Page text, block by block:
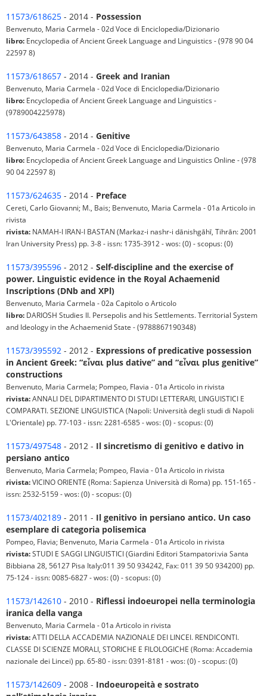
11573/618625 - 2014 - Possession
Benvenuto, Maria Carmela - 02d Voce di Enciclopedia/Dizionario
libro: Encyclopedia of Ancient Greek Language and Linguistics - (978 90 04
22597 8)
11573/618657 - 2014 - Greek and Iranian
Benvenuto, Maria Carmela - 02d Voce di Enciclopedia/Dizionario
libro: Encyclopedia of Ancient Greek Language and Linguistics -
(9789004225978)
11573/643858 - 2014 - Genitive
Benvenuto, Maria Carmela - 02d Voce di Enciclopedia/Dizionario
libro: Encyclopedia of Ancient Greek Language and Linguistics Online - (978
90 04 22597 8)
11573/624635 - 2014 - Preface
Cereti, Carlo Giovanni; M., Bais; Benvenuto, Maria Carmela - 01a Articolo in
rivista
rivista: NAMAH-I IRAN-I BASTAN (Markaz-i nashr-i dānishgāhī, Tihrān: 2001
Iran University Press) pp. 3-8 - issn: 1735-3912 - wos: (0) - scopus: (0)
11573/395596 - 2012 - Self-discipline and the exercise of
power. Linguistic evidence in the Royal Achaemenid
Inscriptions (DNb and XPl)
Benvenuto, Maria Carmela - 02a Capitolo o Articolo
libro: DARIOSH Studies II. Persepolis and his Settlements. Territorial System
and Ideology in the Achaemenid State - (9788867190348)
11573/395592 - 2012 - Expressions of predicative possession
in Ancient Greek: “εἶναι plus dative” and “εἶναι plus genitive”
constructions
Benvenuto, Maria Carmela; Pompeo, Flavia - 01a Articolo in rivista
rivista:ANNALI DEL DIPARTIMENTO DI STUDI LETTERARI, LINGUISTICI E
COMPARATI. SEZIONE LINGUISTICA (Napoli: Università degli studi di Napoli
L'Orientale) pp. 77-103 - issn: 2281-6585 - wos: (0) - scopus: (0)
11573/497548 - 2012 - Il sincretismo di genitivo e dativo in
persiano antico
Benvenuto, Maria Carmela; Pompeo, Flavia - 01a Articolo in rivista
rivista:VICINO ORIENTE (Roma: Sapienza Università di Roma) pp. 151-165 -
issn: 2532-5159 - wos: (0) - scopus: (0)
11573/402189 - 2011 - Il genitivo in persiano antico. Un caso
esemplare di categoria polisemica
Pompeo, Flavia; Benvenuto, Maria Carmela - 01a Articolo in rivista
rivista:STUDI E SAGGI LINGUISTICI (Giardini Editori Stampatori:via Santa
Bibbiana 28, 56127 Pisa Italy:011 39 50 934242, Fax: 011 39 50 934200) pp.
75-124 - issn: 0085-6827 - wos: (0) - scopus: (0)
11573/142610 - 2010 - Riflessi indoeuropei nella terminologia
iranica della vanga
Benvenuto, Maria Carmela - 01a Articolo in rivista
rivista:ATTI DELLA ACCADEMIA NAZIONALE DEI LINCEI. RENDICONTI.
CLASSE DI SCIENZE MORALI, STORICHE E FILOLOGICHE (Roma: Accademia
nazionale dei Lincei) pp. 65-80 - issn: 0391-8181 - wos: (0) - scopus: (0)
11573/142609 - 2008 - Indoeuropeità e sostrato